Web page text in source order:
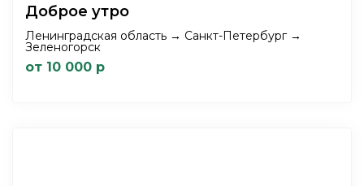
Доброе утро
Ленинградская область → Санкт-Петербург →
Зеленогорск
от 10 000 р